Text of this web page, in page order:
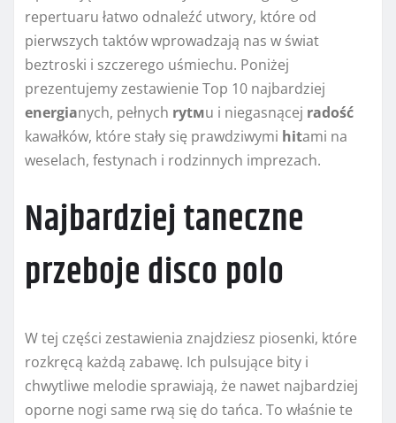
repertuaru łatwo odnaleźć utwory, które od
pierwszych taktów wprowadzają nas w świat
beztroski i szczerego uśmiechu. Poniżej
prezentujemy zestawienie Top 10 najbardziej
energianych, pełnych rytмu i niegasnącej radość
kawałków, które stały się prawdziwymi hitami na
weselach, festynach i rodzinnych imprezach.
Najbardziej taneczne
przeboje disco polo
W tej części zestawienia znajdziesz piosenki, które
rozkręcą każdą zabawę. Ich pulsujące bity i
chwytliwe melodie sprawiają, że nawet najbardziej
oporne nogi same rwą się do tańca. To właśnie te